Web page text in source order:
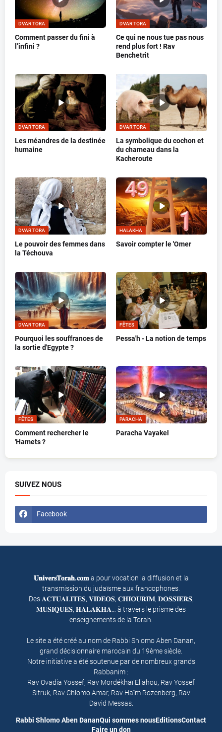
DVAR TORA
Comment passer du fini à
l’infini ?
DVAR TORA
Ce qui ne nous tue pas nous
rend plus fort ! Rav
Benchetrit
DVAR TORA
Les méandres de la destinée
humaine
DVAR TORA
La symbolique du cochon et
du chameau dans la
Kacheroute
DVAR TORA
Le pouvoir des femmes dans
la Téchouva
HALAKHA
Savoir compter le 'Omer
DVAR TORA
Pourquoi les souffrances de
la sortie d'Egypte ?
FÊTES
Pessa'h - La notion de temps
FÊTES
Comment rechercher le
'Hamets ?
PARACHA
Paracha Vayakel
SUIVEZ NOUS
Facebook
𝐔𝐧𝐢𝐯𝐞𝐫𝐬𝐓𝐨𝐫𝐚𝐡.𝐜𝐨𝐦a pour vocation la diffusion et la
transmission du judaïsme aux francophones.
Des 𝐀𝐂𝐓𝐔𝐀𝐋𝐈𝐓𝐄𝐒, 𝐕𝐈𝐃𝐄𝐎𝐒, 𝐂𝐇𝐈𝐎𝐔𝐑𝐈𝐌, 𝐃𝐎𝐒𝐒𝐈𝐄𝐑𝐒,
𝐌𝐔𝐒𝐈𝐐𝐔𝐄𝐒, 𝐇𝐀𝐋𝐀𝐊𝐇𝐀… à travers le prisme des
enseignements de la Torah.
Le site a été créé au nom de Rabbi Shlomo Aben Danan,
grand décisionnaire marocain du 19ème siècle.
Notre initiative a été soutenue par de nombreux grands
Rabbanim :
Rav Ovadia Yossef, Rav Mordékhaï Eliahou, Rav Yossef
Sitruk, Rav Chlomo Amar, Rav Haïm Rozenberg, Rav
David Messas.
Rabbi Shlomo Aben DananQui sommes nousEditionsContact
Faire un don